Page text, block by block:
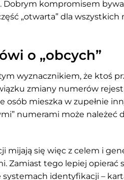
Dobrym kompromisem
„otwarta” dla
o „obcych”
wyznacznikiem, że ktoś
zmiany numerów
mieszka w zupełnie
numerami może należeć
mijają się więc z celem i
Zamiast tego lepiej opierać
identyfikacji –